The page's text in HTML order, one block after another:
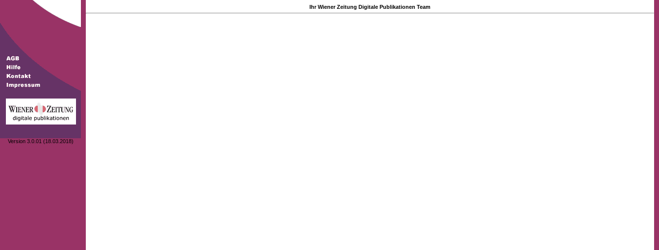
Version 3.0.01 (18.03.2018)
Ihr Wiener Zeitung Digitale Publikationen Team